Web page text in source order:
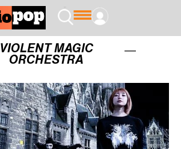
VIOLENT MAGIC
ORCHESTRA